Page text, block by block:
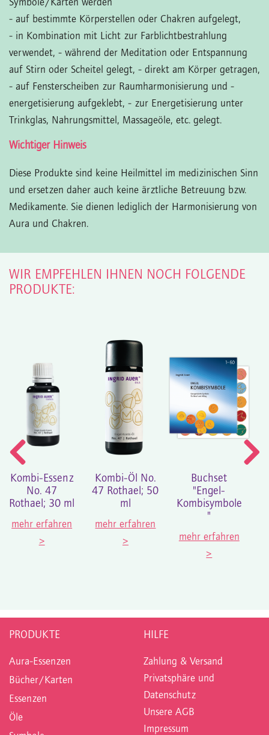
Symbole/Karten werden
- auf bestimmte Körperstellen oder Chakren aufgelegt,
- in Kombination mit Licht zur Farblichtbestrahlung
verwendet, - während der Meditation oder Entspannung
auf Stirn oder Scheitel gelegt, - direkt am Körper getragen,
- auf Fensterscheiben zur Raumharmonisierung und -
energetisierung aufgeklebt, - zur Energetisierung unter
Trinkglas, Nahrungsmittel, Massageöle, etc. gelegt.
Wichtiger Hinweis
Diese Produkte sind keine Heilmittel im medizinischen Sinn
und ersetzen daher auch keine ärztliche Betreuung bzw.
Medikamente. Sie dienen lediglich der Harmonisierung von
Aura und Chakren.
WIR EMPFEHLEN IHNEN NOCH FOLGENDE
PRODUKTE:
Kombi-Essenz
No. 47
Rothael; 30 ml
mehr erfahren
>
Kombi-Öl No.
47 Rothael; 50
ml
mehr erfahren
>
Buchset
"Engel-
Kombisymbole
"
mehr erfahren
>
PRODUKTE
Aura-Essenzen
Bücher/Karten
Essenzen
Öle
HILFE
Zahlung & Versand
Privatsphäre und
Datenschutz
Unsere AGB
Impressum